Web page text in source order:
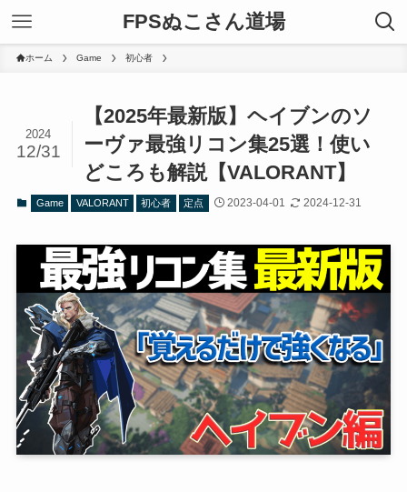
FPSぬこさん道場
ホーム Game 初心者
【2025年最新版】ヘイブンのソ
ーヴァ最強リコン集25選！使い
どころも解説【VALORANT】
2024
12/31
Game VALORANT 初心者 定点 2023-04-01 2024-12-31